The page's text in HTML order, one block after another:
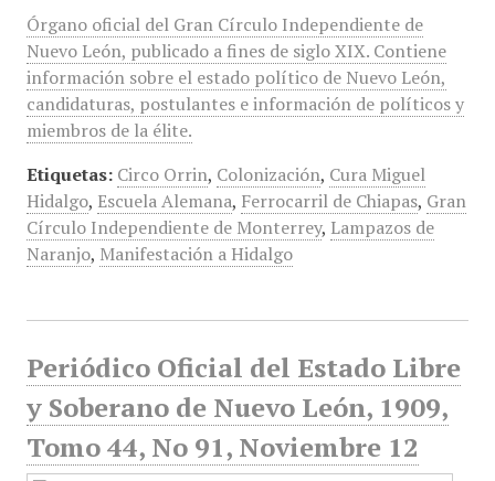
Órgano oficial del Gran Círculo Independiente de
Nuevo León, publicado a fines de siglo XIX. Contiene
información sobre el estado político de Nuevo León,
candidaturas, postulantes e información de políticos y
miembros de la élite.
Etiquetas: Circo Orrin, Colonización, Cura Miguel
Hidalgo, Escuela Alemana, Ferrocarril de Chiapas, Gran
Círculo Independiente de Monterrey, Lampazos de
Naranjo, Manifestación a Hidalgo
Periódico Oficial del Estado Libre
y Soberano de Nuevo León, 1909,
Tomo 44, No 91, Noviembre 12